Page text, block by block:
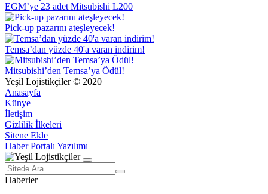
EGM’ye 23 adet Mitsubishi L200
Pick-up pazarını ateşleyecek!
Temsa’dan yüzde 40'a varan indirim!
Mitsubishi’den Temsa’ya Ödül!
Yeşil Lojistikçiler © 2020
Anasayfa
Künye
İletişim
Gizlilik İlkeleri
Sitene Ekle
Haber Portalı Yazılımı
Haberler